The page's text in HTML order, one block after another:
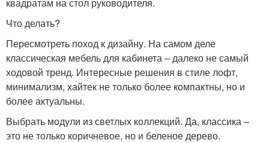
Что делать?
Пересмотреть поход к дизайну. На самом деле
классическая мебель для кабинета – далеко не самый
ходовой тренд. Интересные решения в стиле лофт,
минимализм, хайтек не только более компактны, но и
более актуальны.
Выбрать модули из светлых коллекций. Да, классика –
это не только коричневое, но и беленое дерево.